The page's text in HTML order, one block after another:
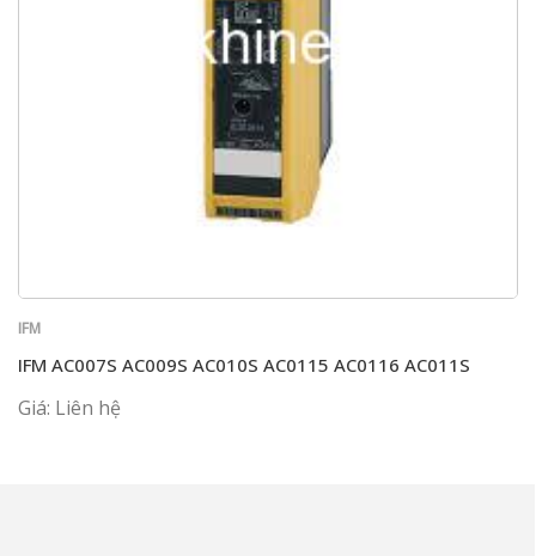
IFM
IFM AC007S AC009S AC010S AC0115 AC0116 AC011S
Giá: Liên hệ